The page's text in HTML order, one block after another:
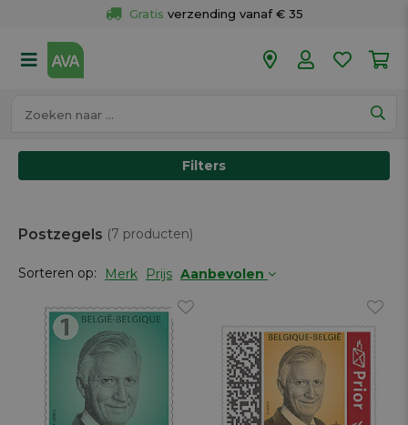
Gratis verzending vanaf € 35
50 winkels
Filters
Postzegels (7 producten)
Sorteren op: Merk Prijs Aanbevolen